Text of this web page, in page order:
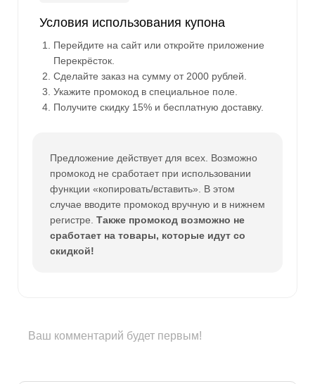
Условия использования купона
Перейдите на сайт или откройте приложение
Перекрёсток.
Сделайте заказ на сумму от 2000 рублей.
Укажите промокод в специальное поле.
Получите скидку 15% и бесплатную доставку.
Предложение действует для всех. Возможно
промокод не сработает при использовании
функции «копировать/вставить». В этом
случае вводите промокод вручную и в нижнем
регистре. Также промокод возможно не
сработает на товары, которые идут со
скидкой!
Ваш комментарий будет первым!